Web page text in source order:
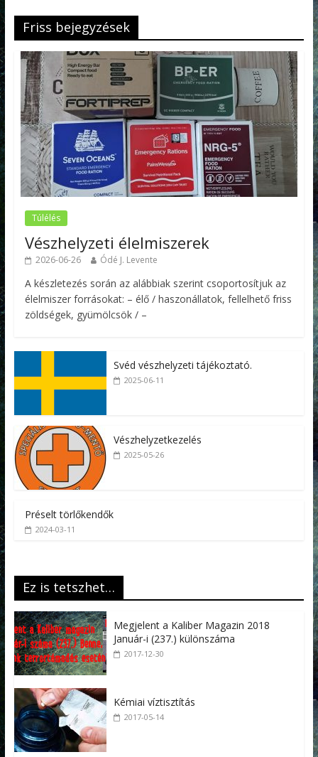
Friss bejegyzések
Túlélés
Vészhelyzeti élelmiszerek
2026-06-26 Ódé J. Levente
A készletezés során az alábbiak szerint csoportosítjuk az
élelmiszer forrásokat: – élő / haszonállatok, fellelhető friss
zöldségek, gyümölcsök / –
Svéd vészhelyzeti tájékoztató.
2025-06-11
Vészhelyzetkezelés
2025-05-26
Préselt törlőkendők
2024-03-11
Ez is tetszhet…
Megjelent a Kaliber Magazin 2018
Január-i (237.) különszáma
2017-12-30
Kémiai víztisztítás
2017-05-14